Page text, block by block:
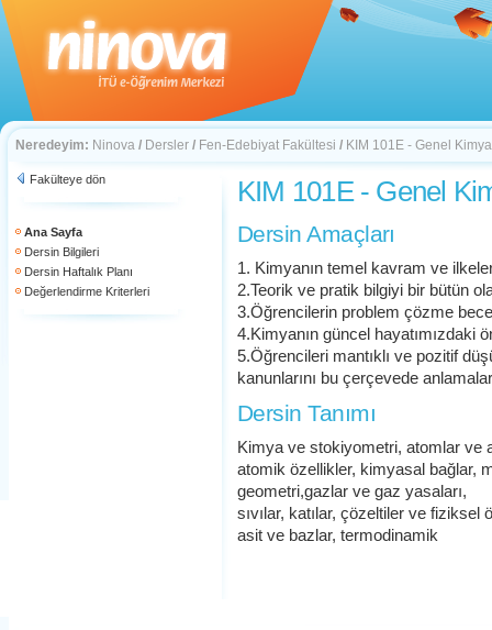
Neredeyim: Ninova / Dersler / Fen-Edebiyat Fakültesi / KIM 101E - Genel
Fakülteye dön
Ana Sayfa
Dersin Bilgileri
Dersin Haftalık Planı
Değerlendirme Kriterleri
KIM 101E - Genel
Dersin Amaçları
1. Kimyanın temel kavram ve
2.Teorik ve pratik bilgiyi bir bütün
3.Öğrencilerin problem çözme
4.Kimyanın güncel hayatımızdaki
5.Öğrencileri mantıklı ve pozitif
kanunlarını bu çerçevede
Dersin Tanımı
Kimya ve stokiyometri, atomlar ve
atomik özellikler, kimyasal bağlar,
geometri,gazlar ve gaz yasaları,
sıvılar, katılar, çözeltiler ve
asit ve bazlar, termodinamik